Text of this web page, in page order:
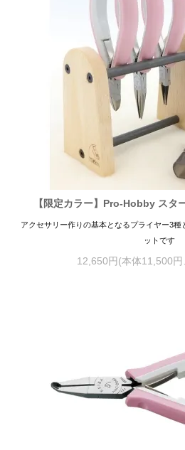
【限定カラー】Pro-Hobby スタ
アクセサリー作りの基本となるプライヤー3
ットです
12,650円(本体11,500